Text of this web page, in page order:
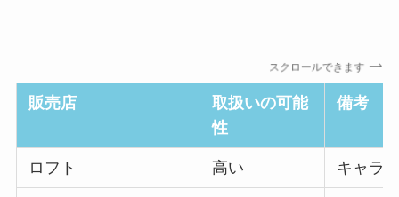
スクロールできます
販売店
取扱いの可能
性
備考
ロフト 高い キャラ